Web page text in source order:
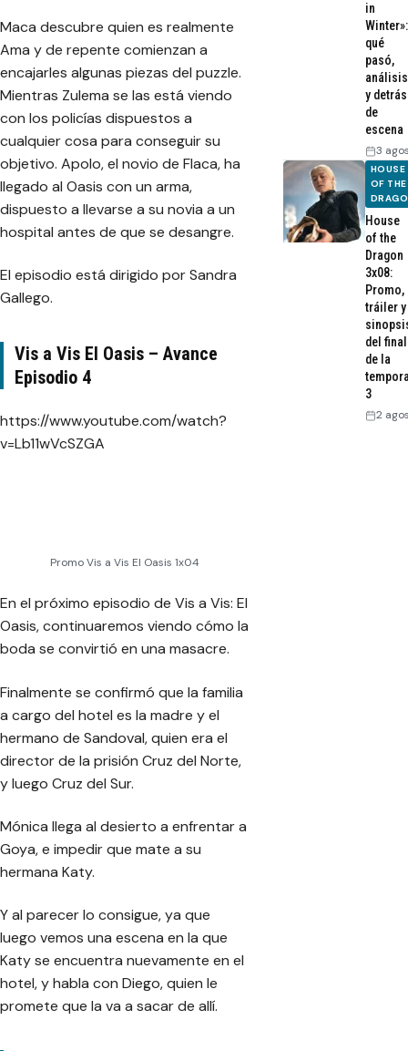
Maca descubre quien es realmente
Ama y de repente comienzan a
encajarles algunas piezas del puzzle.
Mientras Zulema se las está viendo
con los policías dispuestos a
cualquier cosa para conseguir su
objetivo. Apolo, el novio de Flaca, ha
llegado al Oasis con un arma,
dispuesto a llevarse a su novia a un
hospital antes de que se desangre.
El episodio está dirigido por Sandra
Gallego.
Vis a Vis El Oasis – Avance
Episodio 4
https://www.youtube.com/watch?
v=Lb11wVcSZGA
Promo Vis a Vis El Oasis 1x04
En el próximo episodio de Vis a Vis: El
Oasis, continuaremos viendo cómo la
boda se convirtió en una masacre.
Finalmente se confirmó que la familia
a cargo del hotel es la madre y el
hermano de Sandoval, quien era el
director de la prisión Cruz del Norte,
y luego Cruz del Sur.
Mónica llega al desierto a enfrentar a
Goya, e impedir que mate a su
hermana Katy.
Y al parecer lo consigue, ya que
luego vemos una escena en la que
Katy se encuentra nuevamente en el
hotel, y habla con Diego, quien le
promete que la va a sacar de allí.
in
Winter»:
qué
pasó,
análisis
y detrás
de
escena
3
HOUSE
OF THE
House
of the
Dragon
3x08:
Promo,
tráiler y
del final
de la
3
2